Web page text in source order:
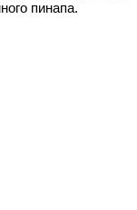
пинапа.